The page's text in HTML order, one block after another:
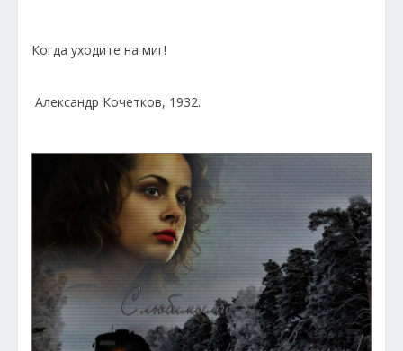
Когда уходите на миг!
Александр Кочетков, 1932.